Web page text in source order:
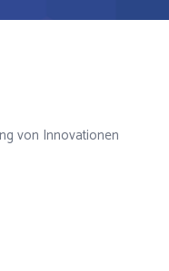
von Innovationen